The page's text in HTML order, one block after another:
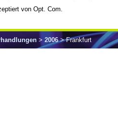
von Opt. Com.
> 2006> Frankfurt